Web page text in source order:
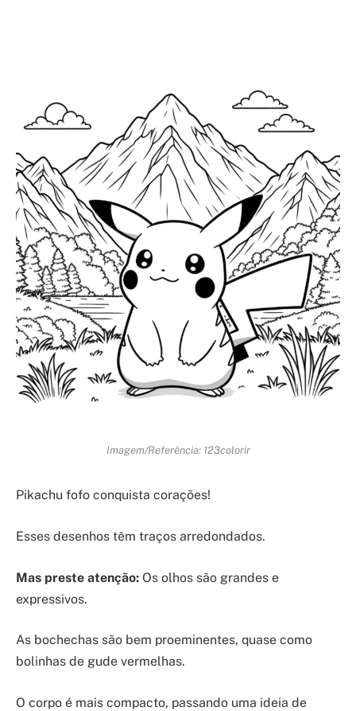
Imagem/Referência: 123colorir
Pikachu fofo conquista corações!
Esses desenhos têm traços arredondados.
Mas preste atenção: Os olhos são grandes e
expressivos.
As bochechas são bem proeminentes, quase como
bolinhas de gude vermelhas.
O corpo é mais compacto, passando uma ideia de